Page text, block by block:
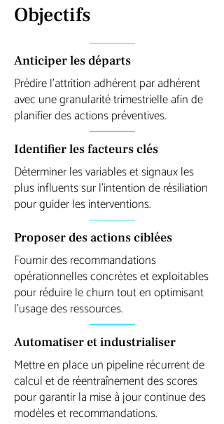
Objectifs
Anticiper les départs
Prédire l’attrition adhérent par adhérent
avec une granularité trimestrielle afin de
planifier des actions préventives.
Identifier les facteurs clés
Déterminer les variables et signaux les
plus influents sur l’intention de résiliation
pour guider les interventions.
Proposer des actions ciblées
Fournir des recommandations
opérationnelles concrètes et exploitables
pour réduire le churn tout en optimisant
l’usage des ressources.
Automatiser et industrialiser
Mettre en place un pipeline récurrent de
calcul et de réentraînement des scores
pour garantir la mise à jour continue des
modèles et recommandations.